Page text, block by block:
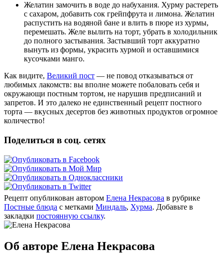
Желатин замочить в воде до набухания. Хурму растереть
с сахаром, добавить сок грейпфрута и лимона. Желатин
распустить на водяной бане и влить в пюре из хурмы,
перемешать. Желе вылить на торт, убрать в холодильник
до полного застывания. Застывший торт аккуратно
вынуть из формы, украсить хурмой и оставшимися
кусочками манго.
Как видите, Великий пост — не повод отказываться от
любимых лакомств: вы вполне можете побаловать себя и
окружающи постным тортом, не нарушив предписаний и
запретов. И это далеко не единственный рецепт постного
торта — вкусных десертов без животных продуктов огромное
количество!
Поделиться в соц. сетях
Рецепт опубликован автором Елена Некрасова в рубрике
Постные блюда с метками Миндаль, Хурма. Добавьте в
закладки постоянную ссылку.
Об авторе Елена Некрасова